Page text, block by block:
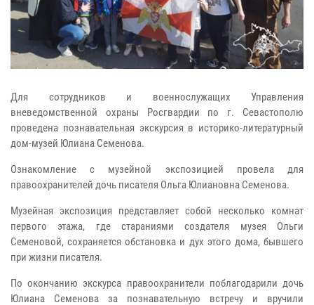
Для сотрудников и военнослужащих Управления
вневедомственной охраны Росгвардии по г. Севастополю
проведена познавательная экскурсия в историко-литературный
дом-музей Юлиана Семенова.
Ознакомление с музейной экспозицией провела для
правоохранителей дочь писателя Ольга Юлиановна Семенова.
Музейная экспозиция представляет собой несколько комнат
первого этажа, где стараниями создателя музея Ольги
Семеновой, сохраняется обстановка и дух этого дома, бывшего
при жизни писателя.
По окончанию экскурса правоохранители поблагодарили дочь
Юлиана Семенова за познавательную встречу и вручили